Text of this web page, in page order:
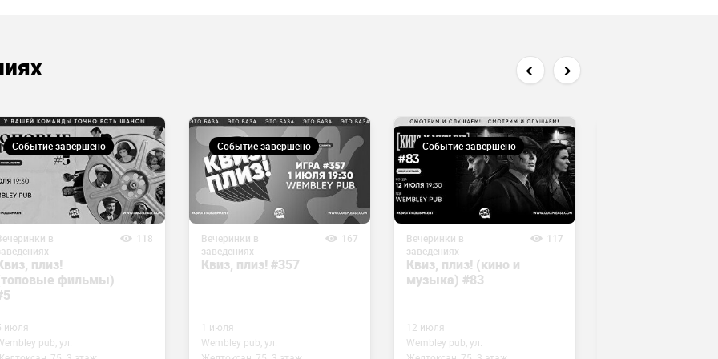
Событие завершено
в
118
плиз!
фильмы)
июля
pub, ул.
Событие завершено
Вечеринки в
заведениях
167
Квиз, плиз! #357
1 июля
Wembley pub, ул.
Событие завершено
Вечеринки в
заведениях
117
Квиз, плиз! (кино и
музыка) #83
12 июля
Wembley pub, ул.